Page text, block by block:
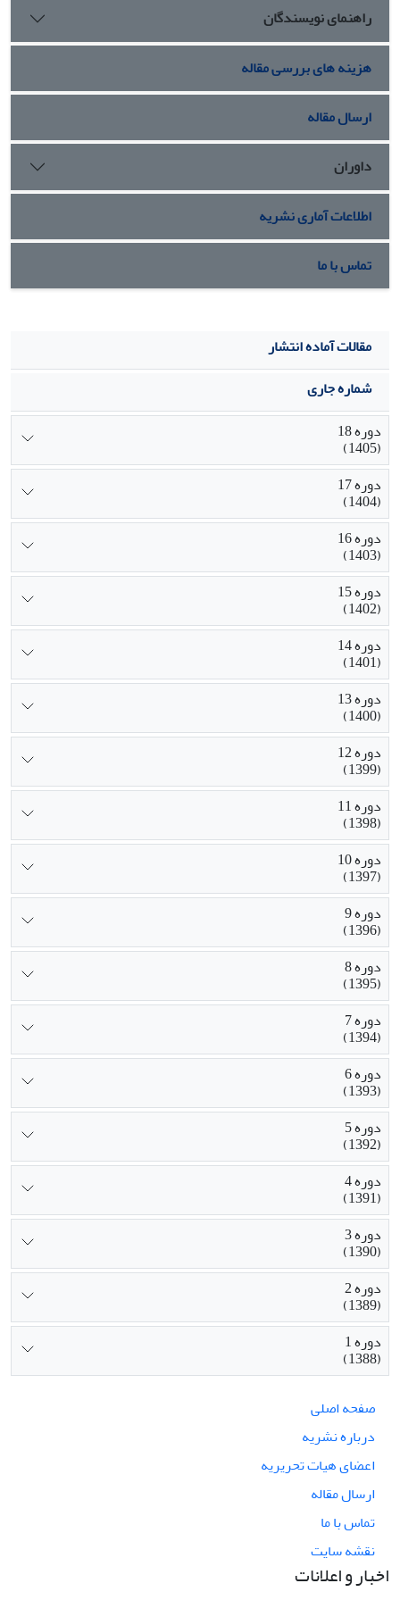
راهنمای نویسندگان
هزینه های بررسی مقاله
ارسال مقاله
داوران
اطلاعات آماری نشریه
تماس با ما
مقالات آماده انتشار
شماره جاری
دوره 18
(1405)
دوره 17
(1404)
دوره 16
(1403)
دوره 15
(1402)
دوره 14
(1401)
دوره 13
(1400)
دوره 12
(1399)
دوره 11
(1398)
دوره 10
(1397)
دوره 9
(1396)
دوره 8
(1395)
دوره 7
(1394)
دوره 6
(1393)
دوره 5
(1392)
دوره 4
(1391)
دوره 3
(1390)
دوره 2
(1389)
دوره 1
(1388)
صفحه اصلی
درباره نشریه
اعضای هیات تحریریه
ارسال مقاله
تماس با ما
نقشه سایت
اخبار و اعلانات